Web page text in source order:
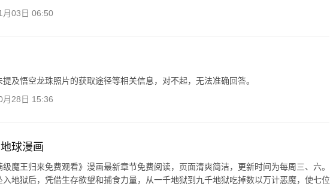
月03日 06:50
及悟空龙珠照片的获取途径等相关信息，对不起，无法准确回答。
月28日 15:36
球漫画
魔王归来免费观看》漫画最新章节免费阅读，页面清爽简洁，更新时间为每周三、六。
地狱后，凭借生存欲望和捕食力量，从一千地狱到九千地狱吃掉数以万计恶魔，使七位